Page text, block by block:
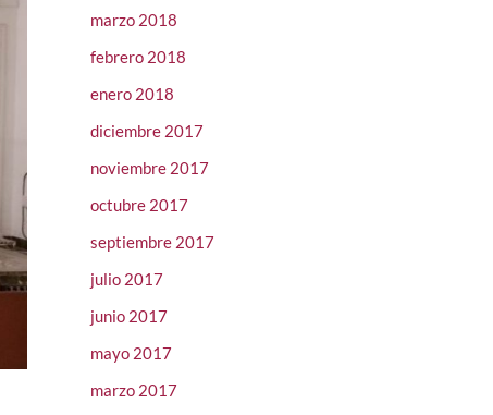
marzo 2018
febrero 2018
enero 2018
diciembre 2017
noviembre 2017
octubre 2017
septiembre 2017
julio 2017
junio 2017
mayo 2017
marzo 2017